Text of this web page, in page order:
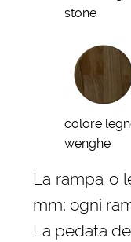
stone
colore
wenghe
La rampa o
mm; ogni
La pedata